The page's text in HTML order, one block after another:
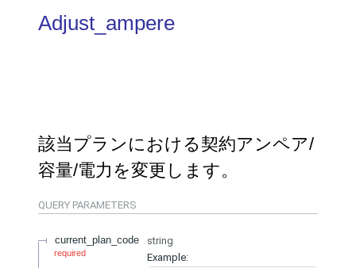
Adjust_ampere
該当プランにおける契約アンペア/
容量/電力を変更します。
QUERY PARAMETERS
current_plan_code
required
string
Example: